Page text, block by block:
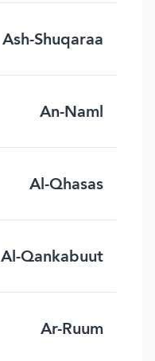
Ash-Shuqaraa
An-Naml
Al-Qhasas
Al-Qankabuut
Ar-Ruum